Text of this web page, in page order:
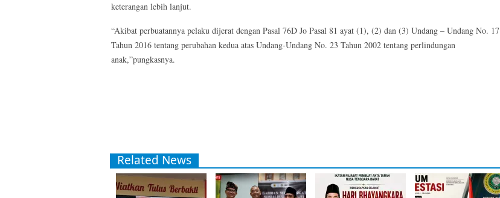
keterangan lebih lanjut.
“Akibat perbuatannya pelaku dijerat dengan Pasal 76D Jo Pasal 81 ayat (1), (2) dan (3) Undang – Undang No. 17
Tahun 2016 tentang perubahan kedua atas Undang-Undang No. 23 Tahun 2002 tentang perlindungan
anak,”pungkasnya.
Related News